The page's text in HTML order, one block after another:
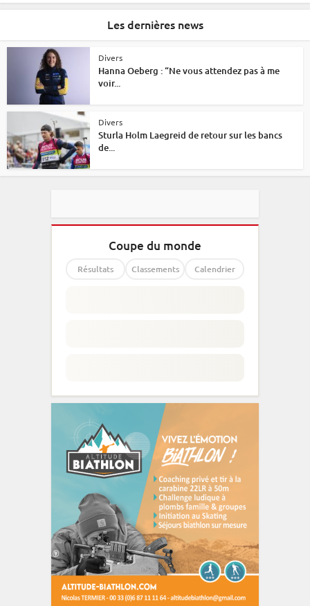
Les dernières news
Divers
Hanna Oeberg : “Ne vous attendez pas à me
voir...
Divers
Sturla Holm Laegreid de retour sur les bancs
de...
Coupe du monde
Résultats Classements Calendrier